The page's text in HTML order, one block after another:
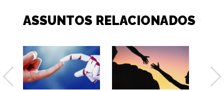
ASSUNTOS RELACIONADOS